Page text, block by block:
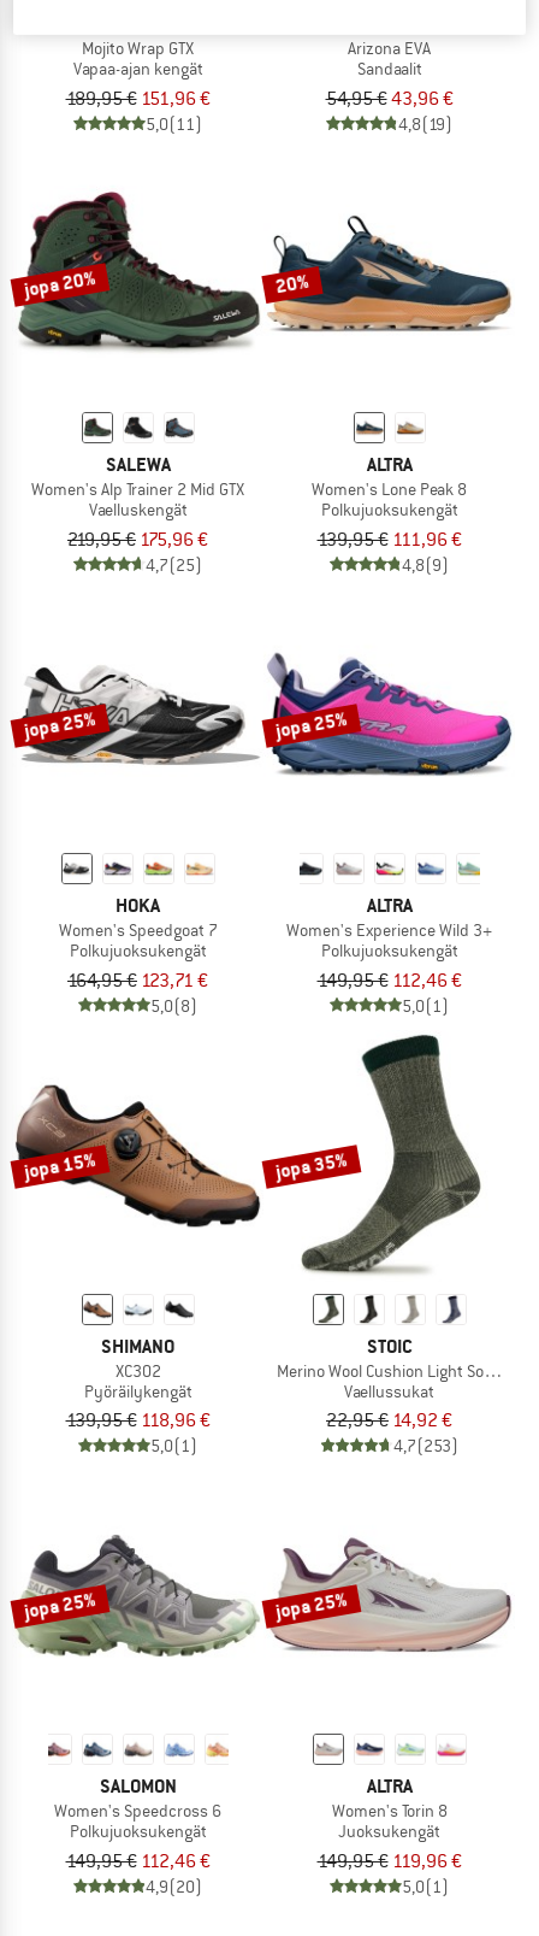
Mojito Wrap GTX
Vapaa-ajan kengät
189,95 € 151,96 €
5,0(11)
Arizona EVA
Sandaalit
54,95 €43,96 €
4,8(19)
jopa 20%
SALEWA
Women's Alp Trainer 2 Mid GTX
Vaelluskengät
219,95 € 175,96 €
4,7(25)
20%
ALTRA
Women's Lone Peak 8
Polkujuoksukengät
139,95 € 111,96 €
4,8(9)
jopa 25%
HOKA
Women's Speedgoat 7
Polkujuoksukengät
164,95 € 123,71 €
5,0(8)
jopa 25%
ALTRA
Women's Experience Wild 3+
Polkujuoksukengät
149,95 € 112,46 €
5,0(1)
jopa 15%
SHIMANO
XC302
Pyöräilykengät
139,95 € 118,96 €
5,0(1)
jopa 35%
STOIC
Merino Wool Cushion Light Socks
Vaellussukat
22,95 € 14,92 €
4,7(253)
jopa 25%
SALOMON
Women's Speedcross 6
Polkujuoksukengät
149,95 € 112,46 €
4,9(20)
jopa 25%
ALTRA
Women's Torin 8
Juoksukengät
149,95 € 119,96 €
5,0(1)